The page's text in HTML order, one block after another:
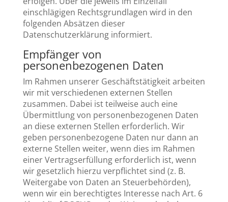
einschlägigen Rechtsgrundlagen wird in den
folgenden Absätzen dieser
Datenschutzerklärung informiert.
Empfänger von
personenbezogenen Daten
Im Rahmen unserer Geschäftstätigkeit arbeiten
wir mit verschiedenen externen Stellen
zusammen. Dabei ist teilweise auch eine
Übermittlung von personenbezogenen Daten
an diese externen Stellen erforderlich. Wir
geben personenbezogene Daten nur dann an
externe Stellen weiter, wenn dies im Rahmen
einer Vertragserfüllung erforderlich ist, wenn
wir gesetzlich hierzu verpflichtet sind (z. B.
Weitergabe von Daten an Steuerbehörden),
wenn wir ein berechtigtes Interesse nach Art. 6